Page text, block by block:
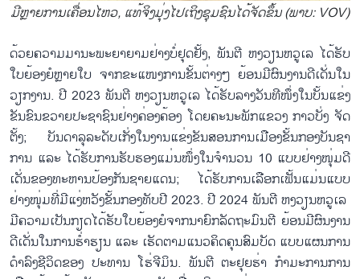
ມີຫຼາຍ​ການ​ເຄື່ອນ​ໄຫວ, ແທ້​ຈິງ​ມຸ່ງ​ໄປ​ເຖິງ​ຊຸມ​ຊົນ​ໄດ້​ຈັດ​ຂຶ້ນ (ພາບ: VOV)
ດ້ວຍ​ຄວາມ​ມາ​ນະ​ພະ​ຍາ​ຍາມ​ຢ່າງບໍ່​ຢຸດຢັ້ງ, ພັນ​ຕີ ຫງວຽນ​ຫວູ​ເລ ໄດ້​ຮັບ​
ໃບ​ຍ້ອງ​ຍໍຫຼາຍ​ໃບ ຈາກ​ຂະ​ແໜງ​ການ​ຂັ້ນ​ຕ່າງໆ ຍ້ອນ​ມີ​ຜົນ​ງານ​ດີ​ເດັ່ນ​ໃນ​
ວຽກ​ງານ. ປີ 2023 ​ພັນ​ຕີ ຫງວຽນ​ຫວູ​ເລ ໄດ້​ຮັ​ບ​ລາງວັນ​ທີ​ໜຶ່ງ​ໃນ​ບັ້ນ​ແຂ່ງ​
ຂັນ​ຂົນ​ຂວາຍ​ປະ​ຊາ​ຊົນ​ຢ່າງ​ຄ່ອງ​ຄ້ອງ ໂດຍ​ຄະ​ນະ​ພັກ​ແຂວງ ກາ​ວບັ່ງ ຈັດ​
ຕັ້ງ; ບັນ​ດາ​ລຸ​ລະ​ດັບ​ເກັ່ງ​ໃນ​ງານ​ແຂ່ງ​ຂັນ​ສອນ​ການ​ເມືອງ​ຂັ້ນ​ກອງ​ບັນ​ຊາ​
ການ ແລະ ໄດ້​ຮັບ​ການ​ຮັບ​ຮອງ​ແມ່ນ​ໜຶ່ງ​ໃນ​ຈຳ​ນວນ 10 ແບບ​ຢ່າງ​ໜຸ່ມ​ດີ​
ເດັ່ນ​ຂອງ​ທະ​ຫານ​ປ້ອງ​ກັນ​ຊາຍ​ແດນ; ໄດ້​ຮັບ​ການ​ເລືອກ​ເຟັ້ນ​ແມ່ນ​ແບບ​
ຢ່າງ​ໜຸ່ມ​ທີ່​ມີ​ແງ່​ຫວັງ​ຂັ້ນ​ກອງ​ທັບ​ປີ 2023. ປີ 2024 ພັນ​ຕີ ຫງວຽນ​ຫວູ​ເລ ​
ມີ​ຄວາມ​ເປັນ​ກຽດໄດ້​ຮັບ​ໃບ​ຍ້ອງ​ຍໍ​ຈາກ​ນາ​ຍົກ​ລັດ​ຖະ​ມົນ​ຕີ ຍ້ອນ​ມີ​ຜົນ​ງານ​
ດີ​ເດັ່ນ​ໃນ​ການ​ຮ່ຳ​ຮຽນ ແລະ ເຮັດ​ຕາມ​ແນວ​ຄິດ​ຄຸນ​ສົມ​ບັດ ແບບ​ແຜນ​ການ​
ດຳ​ລົງ​ຊີ​ວິດ​ຂອງ ປະ​ທານ ໂຮ່​ຈີ​ມິນ. ພັນ​ຕີ ຕະ​ຢຸຍ​ຮ່າ ກຳ​ມະ​ການ​ການ​